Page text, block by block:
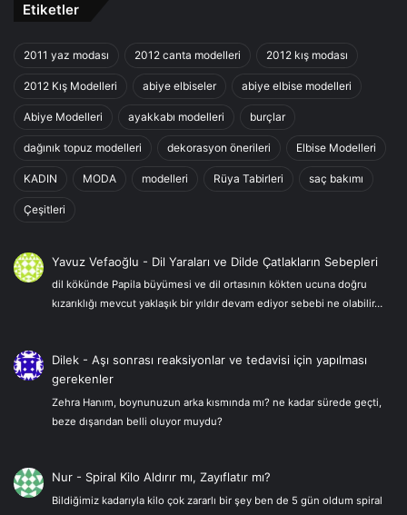
Etiketler
2011 yaz modası 2012 canta modelleri 2012 kış modası
2012 Kış Modelleri abiye elbiseler abiye elbise modelleri
Abiye Modelleri ayakkabı modelleri burçlar
dağınık topuz modelleri dekorasyon önerileri Elbise Modelleri
KADIN MODA modelleri Rüya Tabirleri saç bakımı
Çeşitleri
Yavuz Vefaoğlu - Dil Yaraları ve Dilde Çatlakların Sebepleri
dil kökünde Papila büyümesi ve dil ortasının kökten ucuna doğru
kızarıklığı mevcut yaklaşık bir yıldır devam ediyor sebebi ne olabilir…
Dilek -Aşı sonrası reaksiyonlar ve tedavisi için yapılması
gerekenler
Zehra Hanım, boynunuzun arka kısmında mı? ne kadar sürede geçti,
beze dışarıdan belli oluyor muydu?
Nur - Spiral Kilo Aldırır mı, Zayıflatır mı?
Bildiğimiz kadarıyla kilo çok zararlı bir şey ben de 5 gün oldum spiral